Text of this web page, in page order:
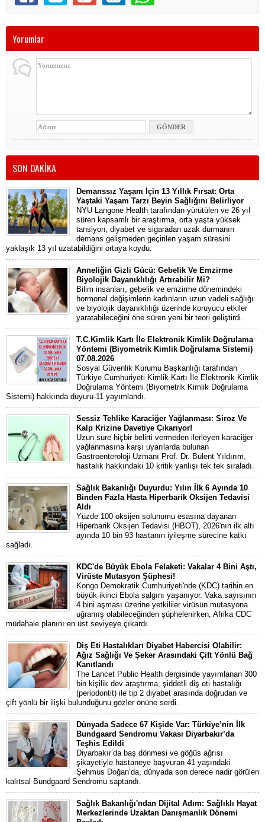
Yorumlar
SON DAKİKA
Demanssız Yaşam İçin 13 Yıllık Fırsat: Orta
Yaştaki Yaşam Tarzı Beyin Sağlığını Belirliyor
NYU Langone Health tarafından yürütülen ve 26 yıl
süren kapsamlı bir araştırma, orta yaşta yüksek
tansiyon, diyabet ve sigaradan uzak durmanın
demans gelişmeden geçirilen yaşam süresini
yaklaşık 13 yıl uzatabildiğini ortaya koydu.
Anneliğin Gizli Gücü: Gebelik Ve Emzirme
Biyolojik Dayanıklılığı Artırabilir Mi?
Bilim insanları, gebelik ve emzirme dönemindeki
hormonal değişimlerin kadınların uzun vadeli sağlığı
ve biyolojik dayanıklılığı üzerinde koruyucu etkiler
yaratabileceğini öne süren yeni bir teori geliştirdi.
T.C.Kimlik Kartı İle Elektronik Kimlik Doğrulama
Yöntemi (Biyometrik Kimlik Doğrulama Sistemi)
07.08.2026
Sosyal Güvenlik Kurumu Başkanlığı tarafından
Türkiye Cumhuriyeti Kimlik Kartı İle Elektronik Kimlik
Doğrulama Yöntemi (Biyometrik Kimlik Doğrulama
Sistemi) hakkında duyuru-11 yayımlandı.
Sessiz Tehlike Karaciğer Yağlanması: Siroz Ve
Kalp Krizine Davetiye Çıkarıyor!
Uzun süre hiçbir belirti vermeden ilerleyen karaciğer
yağlanmasına karşı uyarılarda bulunan
Gastroenteroloji Uzmanı Prof. Dr. Bülent Yıldırım,
hastalık hakkındaki 10 kritik yanlışı tek tek sıraladı.
Sağlık Bakanlığı Duyurdu: Yılın İlk 6 Ayında 10
Binden Fazla Hasta Hiperbarik Oksijen Tedavisi
Aldı
Yüzde 100 oksijen solunumu esasına dayanan
Hiperbarik Oksijen Tedavisi (HBOT), 2026'nın ilk altı
ayında 10 bin 93 hastanın iyileşme sürecine katkı
sağladı.
KDC'de Büyük Ebola Felaketi: Vakalar 4 Bini Aştı,
Virüste Mutasyon Şüphesi!
Kongo Demokratik Cumhuriyeti'nde (KDC) tarihin en
büyük ikinci Ebola salgını yaşanıyor. Vaka sayısının
4 bini aşması üzerine yetkililer virüsün mutasyona
uğramış olabileceğinden şüphelenirken, Afrika CDC
müdahale planını en üst seviyeye çıkardı.
Diş Eti Hastalıkları Diyabet Habercisi Olabilir:
Ağız Sağlığı Ve Şeker Arasındaki Çift Yönlü Bağ
Kanıtlandı
The Lancet Public Health dergisinde yayımlanan 300
bin kişilik dev araştırma, şiddetli diş eti hastalığı
(periodontit) ile tip 2 diyabet arasında doğrudan ve
çift yönlü bir ilişki bulunduğunu gözler önüne serdi.
Dünyada Sadece 67 Kişide Var: Türkiye’nin İlk
Bundgaard Sendromu Vakası Diyarbakır’da
Teşhis Edildi
Diyarbakır’da baş dönmesi ve göğüs ağrısı
şikayetiyle hastaneye başvuran 41 yaşındaki
Şehmus Doğan’da, dünyada son derece nadir görülen
kalıtsal Bundgaard Sendromu saptandı.
Sağlık Bakanlığı'ndan Dijital Adım: Sağlıklı Hayat
Merkezlerinde Uzaktan Danışmanlık Dönemi